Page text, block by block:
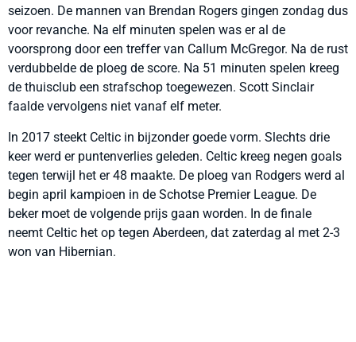
seizoen. De mannen van Brendan Rogers gingen zondag dus
voor revanche. Na elf minuten spelen was er al de
voorsprong door een treffer van Callum McGregor. Na de rust
verdubbelde de ploeg de score. Na 51 minuten spelen kreeg
de thuisclub een strafschop toegewezen. Scott Sinclair
faalde vervolgens niet vanaf elf meter.
In 2017 steekt Celtic in bijzonder goede vorm. Slechts drie
keer werd er puntenverlies geleden. Celtic kreeg negen goals
tegen terwijl het er 48 maakte. De ploeg van Rodgers werd al
begin april kampioen in de Schotse Premier League. De
beker moet de volgende prijs gaan worden. In de finale
neemt Celtic het op tegen Aberdeen, dat zaterdag al met 2-3
won van Hibernian.